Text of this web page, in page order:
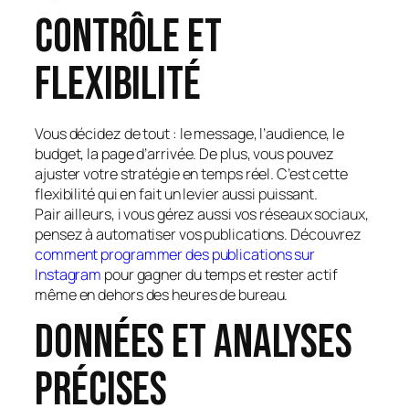
Contrôle et
flexibilité
Vous décidez de tout : le message, l’audience, le
budget, la page d’arrivée. De plus, vous pouvez
ajuster votre stratégie en temps réel. C’est cette
flexibilité qui en fait un levier aussi puissant.
Pair ailleurs, i vous gérez aussi vos réseaux sociaux,
pensez à automatiser vos publications. Découvrez
comment programmer des publications sur
Instagram pour gagner du temps et rester actif
même en dehors des heures de bureau.
Données et analyses
précises